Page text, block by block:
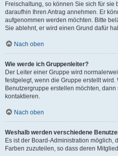
Freischaltung, so können Sie sich für
daraufhin Ihren Antrag annehmen. Er
aufgenommen werden möchten. Bitte
Sie ablehnt, er wird einen Grund dafür
Nach oben
Wie werde ich Gruppenleiter?
Der Leiter einer Gruppe wird
festgelegt, wenn die Gruppe erstellt
Benutzergruppe erstellen möchten,
kontaktieren.
Nach oben
Weshalb werden verschiedene
Es ist der Board-Administration möglich,
Farben zuzuteilen, so dass deren